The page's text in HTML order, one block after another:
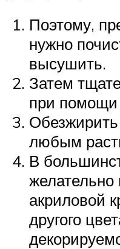
Поэтому,
нужно
высушить.
Затем
при помощи
любым
В
желательно
акриловой
другого